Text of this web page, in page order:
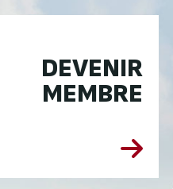
DEVENIR
MEMBRE